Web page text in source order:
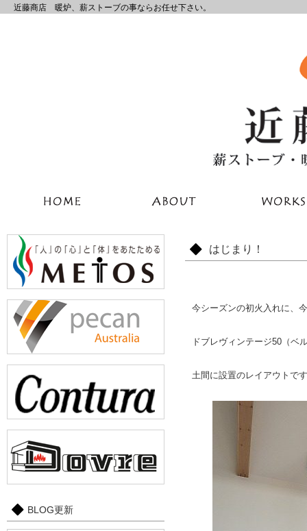
近藤商店 暖炉、薪ストーブの事ならお任せ下さい。
はじまり！
今シーズンの初火入れに、
ドブレヴィンテージ50（ベ
土間に設置のレイアウトで
BLOG更新